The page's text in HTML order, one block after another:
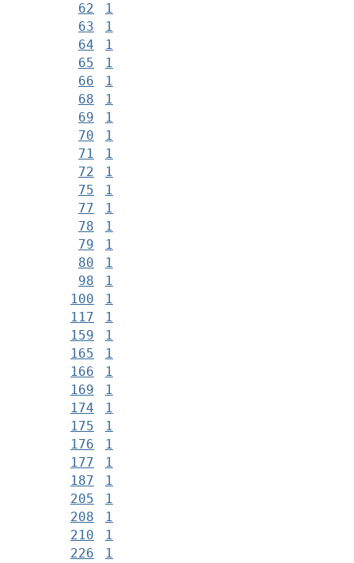
62
1
63
1
64
1
65
1
66
1
68
1
69
1
70
1
71
1
72
1
75
1
77
1
78
1
79
1
80
1
98
1
100
1
117
1
159
1
165
1
166
1
169
1
174
1
175
1
176
1
177
1
187
1
205
1
208
1
210
1
226
1